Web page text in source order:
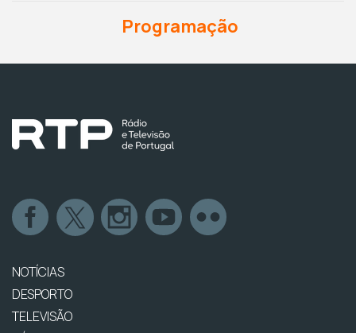
Programação
NOTÍCIAS
DESPORTO
TELEVISÃO